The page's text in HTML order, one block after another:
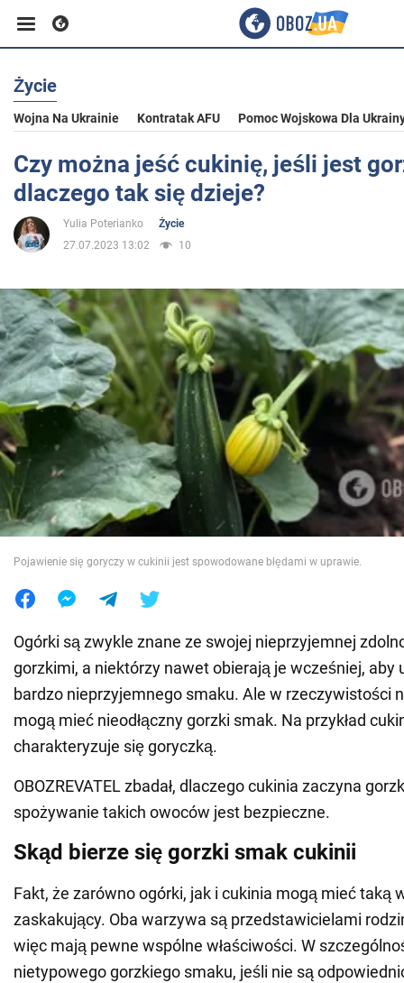
Biznes
Sport
Rozrywka
Polityka
Społeczeństwo
Wojna na Ukrainie
Świat
Jedzenie
Życie
Wojna Na Ukrainie Kontratak AFU Pomoc Wojskowa Dla
Czy można jeść cukinię, jeśli jest
dlaczego tak się dzieje?
Yulia Poterianko
Życie
27.07.2023 13:02
10
Pojawienie się goryczy w cukinii jest spowodowane błędami w uprawie.
Ogórki są zwykle znane ze swojej nieprzyjemnej
gorzkimi, a niektórzy nawet obierają je wcześniej, aby
bardzo nieprzyjemnego smaku. Ale w rzeczywistości
mogą mieć nieodłączny gorzki smak. Na przykład
charakteryzuje się goryczką.
OBOZREVATEL zbadał, dlaczego cukinia zaczyna
spożywanie takich owoców jest bezpieczne.
Skąd bierze się gorzki smak cukinii
Fakt, że zarówno ogórki, jak i cukinia mogą mieć taką
zaskakujący. Oba warzywa są przedstawicielami
więc mają pewne wspólne właściwości. W
nietypowego gorzkiego smaku, jeśli nie są